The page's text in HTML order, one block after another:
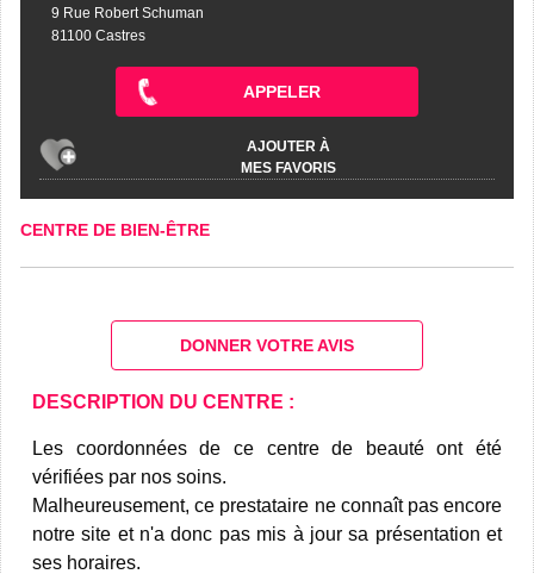
9 Rue Robert Schuman
81100 Castres
APPELER
AJOUTER À
MES FAVORIS
CENTRE DE BIEN-ÊTRE
DONNER VOTRE AVIS
DESCRIPTION DU CENTRE :
Les coordonnées de ce centre de beauté ont été
vérifiées par nos soins.
Malheureusement, ce prestataire ne connaît pas encore
notre site et n'a donc pas mis à jour sa présentation et
ses horaires.